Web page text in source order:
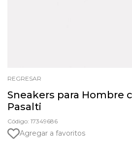
REGRESAR
Sneakers para Hombre
Pasalti
Código: 17349686
Agregar a favoritos